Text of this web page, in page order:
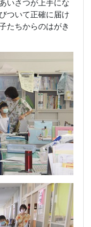
いさつが上手にな
ついて正確に届け
たちからのはがき